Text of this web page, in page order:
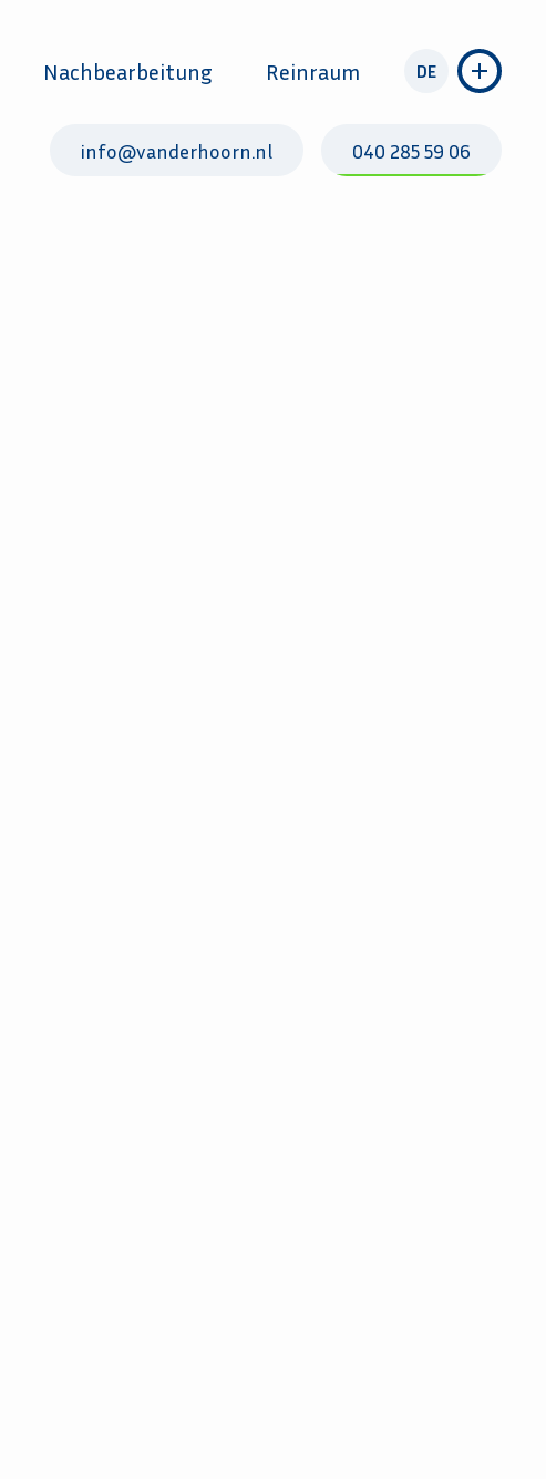
Nachbearbeitung Reinraum DE
info@vanderhoorn.nl 040 285 59 06